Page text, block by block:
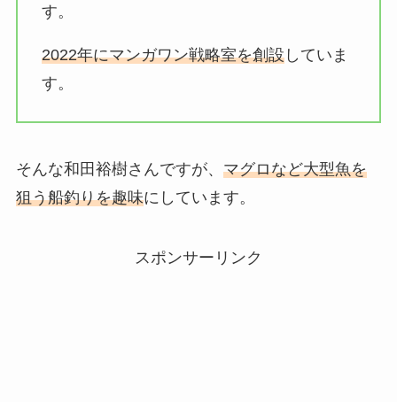
す。
2022年にマンガワン戦略室を創設していま
す。
そんな和田裕樹さんですが、 マグロなど大型魚を
狙う船釣りを趣味にしています。
スポンサーリンク